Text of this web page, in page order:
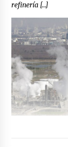
refinería […]